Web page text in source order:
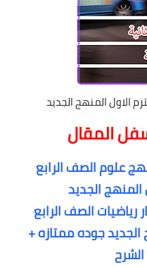
الاول المنهج الجديد
المقال
علوم الصف الرابع
المنهج الجديد
رياضيات الصف الرابع
الجديد جوده ممتازه +